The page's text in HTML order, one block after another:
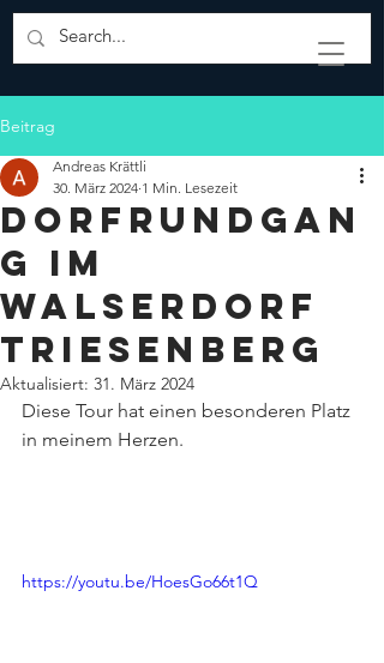
Beitrag
Dorfrundgan
g im
Walserdorf
Triesenberg
Andreas Krättli
30. März 2024 1 Min. Lesezeit
Aktualisiert: 31. März 2024
Diese Tour hat einen besonderen Platz
in meinem Herzen.
https://youtu.be/HoesGo66t1Q